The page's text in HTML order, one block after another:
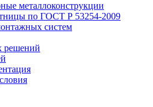
металлоконструкции
по ГОСТ Р 53254-2009
систем
решений